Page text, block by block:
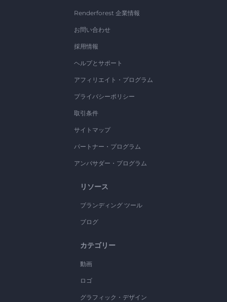
Renderforest 企業情報
お問い合わせ
採用情報
ヘルプとサポート
アフィリエイト・プログラム
プライバシーポリシー
取引条件
サイトマップ
パートナー・プログラム
アンバサダー・プログラム
リソース
ブランディング ツール
ブログ
カテゴリー
動画
ロゴ
グラフィック・デザイン